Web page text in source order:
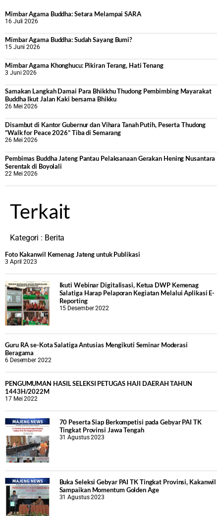
Mimbar Agama Buddha: Setara Melampai SARA
16 Juli 2026
Mimbar Agama Buddha: Sudah Sayang Bumi?
15 Juni 2026
Mimbar Agama Khonghucu: Pikiran Terang, Hati Tenang
3 Juni 2026
Samakan Langkah Damai Para Bhikkhu Thudong Pembimbing Mayarakat
Buddha Ikut Jalan Kaki bersama Bhikku
26 Mei 2026
Disambut di Kantor Gubernur dan Vihara Tanah Putih, Peserta Thudong
“Walk for Peace 2026” Tiba di Semarang
26 Mei 2026
‎Pembimas Buddha Jateng Pantau Pelaksanaan Gerakan Hening Nusantara
Serentak di Boyolali
22 Mei 2026
Terkait
Kategori : Berita
Foto Kakanwil Kemenag Jateng untuk Publikasi
3 April 2023
Ikuti Webinar Digitalisasi, Ketua DWP Kemenag
Salatiga Harap Pelaporan Kegiatan Melalui Aplikasi E-
Reporting
15 Desember 2022
Guru RA se-Kota Salatiga Antusias Mengikuti Seminar Moderasi
Beragama
6 Desember 2022
PENGUMUMAN HASIL SELEKSI PETUGAS HAJI DAERAH TAHUN
1443H/2022M
17 Mei 2022
70 Peserta Siap Berkompetisi pada Gebyar PAI TK
Tingkat Provinsi Jawa Tengah
31 Agustus 2023
Buka Seleksi Gebyar PAI TK Tingkat Provinsi, Kakanwil
Sampaikan Momentum Golden Age
31 Agustus 2023